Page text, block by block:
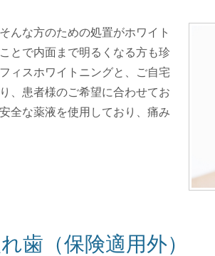
んな方のための処置がホワイト
とで内面まで明るくなる方も珍
ィスホワイトニングと、ご自宅
、患者様のご希望に合わせてお
全な薬液を使用しており、痛み
歯（保険適用外）